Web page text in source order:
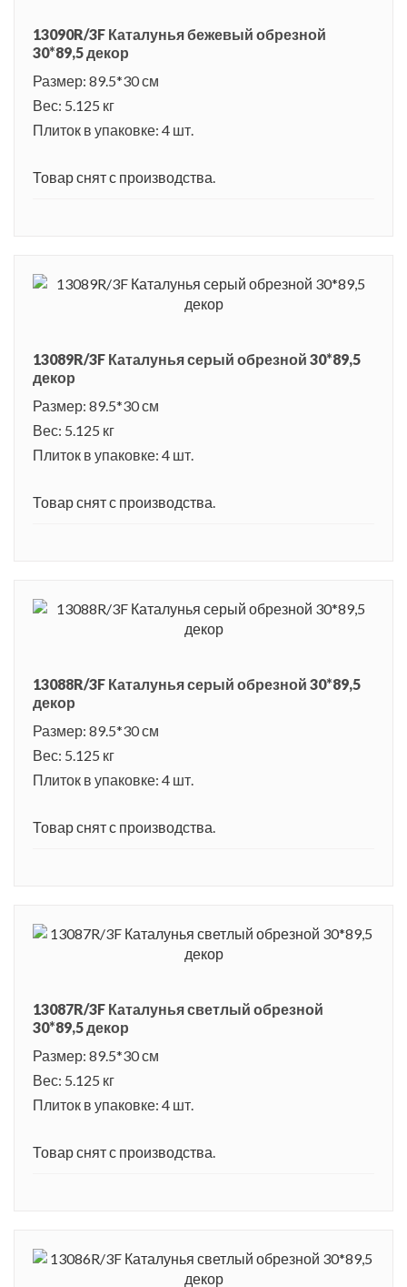
13090R/3F Каталунья бежевый обрезной
30*89,5 декор
Размер: 89.5*30 см
Вес: 5.125 кг
Плиток в упаковке: 4 шт.
Товар снят с производства.
13089R/3F Каталунья серый обрезной 30*89,5
декор
Размер: 89.5*30 см
Вес: 5.125 кг
Плиток в упаковке: 4 шт.
Товар снят с производства.
13088R/3F Каталунья серый обрезной 30*89,5
декор
Размер: 89.5*30 см
Вес: 5.125 кг
Плиток в упаковке: 4 шт.
Товар снят с производства.
13087R/3F Каталунья светлый обрезной
30*89,5 декор
Размер: 89.5*30 см
Вес: 5.125 кг
Плиток в упаковке: 4 шт.
Товар снят с производства.